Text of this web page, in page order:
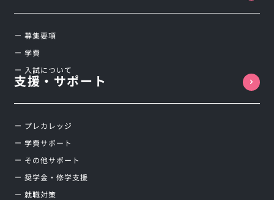
募集要項
学費
入試について
支援・サポート
プレカレッジ
学費サポート
その他サポート
奨学金・修学支援
就職対策